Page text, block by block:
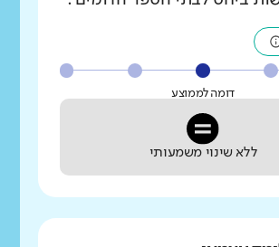
דומה לממוצע
ללא שינוי משמעותי